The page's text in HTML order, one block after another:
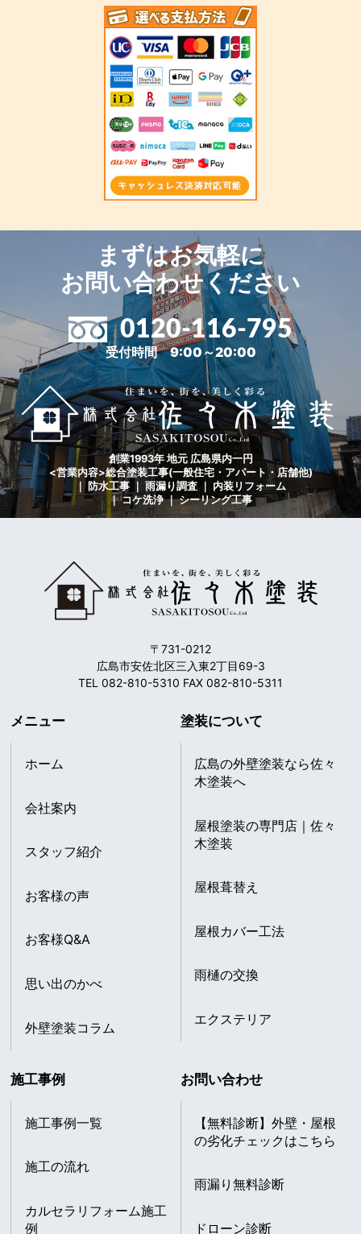
まずはお気軽に
お問い合わせください
0120-116-795
受付時間 9:00～20:00
創業1993年 地元 広島県内一円
<営業内容>総合塗装工事(一般住宅・アパート・店舗他)
｜ 防水工事 ｜ 雨漏り調査 ｜ 内装リフォーム
｜ コケ洗浄 ｜ シーリング工事
〒731-0212
広島市安佐北区三入東2丁目69-3
TEL 082-810-5310 FAX 082-810-5311
メニュー
ホーム
会社案内
スタッフ紹介
お客様の声
お客様Q&A
思い出のかべ
外壁塗装コラム
塗装について
広島の外壁塗装なら佐々
木塗装へ
屋根塗装の専門店｜佐々
木塗装
屋根葺替え
屋根カバー工法
雨樋の交換
エクステリア
施工事例
施工事例一覧
施工の流れ
カルセラリフォーム施工
例
お問い合わせ
【無料診断】外壁・屋根
の劣化チェックはこちら
雨漏り無料診断
ドローン診断